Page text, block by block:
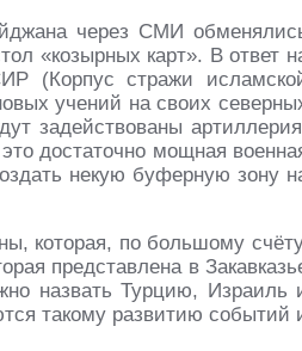
через СМИ
«козырных карт». В ответ
(Корпус стражи
учений на своих
задействованы
достаточно мощная
некую буферную зону
которая, по большому
представлена в
назвать Турцию, Израиль
такому развитию событий